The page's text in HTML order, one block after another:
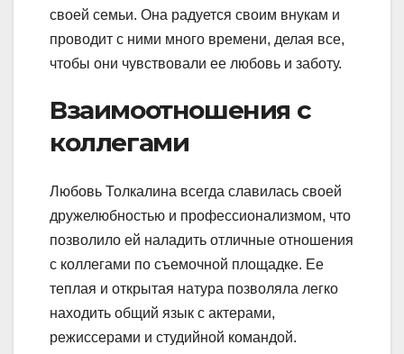
своей семьи. Она радуется своим внукам и
проводит с ними много времени, делая все,
чтобы они чувствовали ее любовь и заботу.
Взаимоотношения с
коллегами
Любовь Толкалина всегда славилась своей
дружелюбностью и профессионализмом, что
позволило ей наладить отличные отношения
с коллегами по съемочной площадке. Ее
теплая и открытая натура позволяла легко
находить общий язык с актерами,
режиссерами и студийной командой.